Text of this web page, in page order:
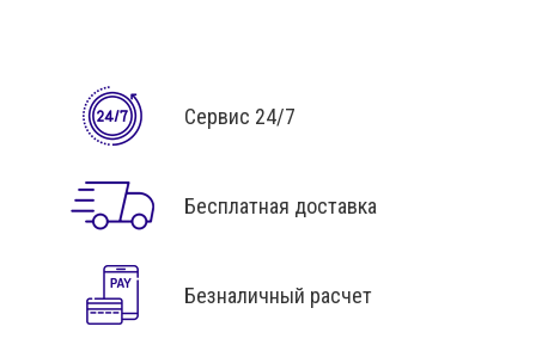
Сервис 24/7
Бесплатная доставка
Безналичный расчет